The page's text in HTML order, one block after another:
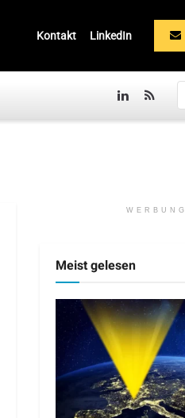
Kontakt LinkedIn
WERBUNG
Meist gelesen